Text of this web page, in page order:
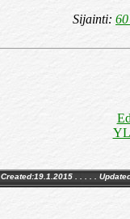
Sijainti:
Created:19.1.2015 . . . . .